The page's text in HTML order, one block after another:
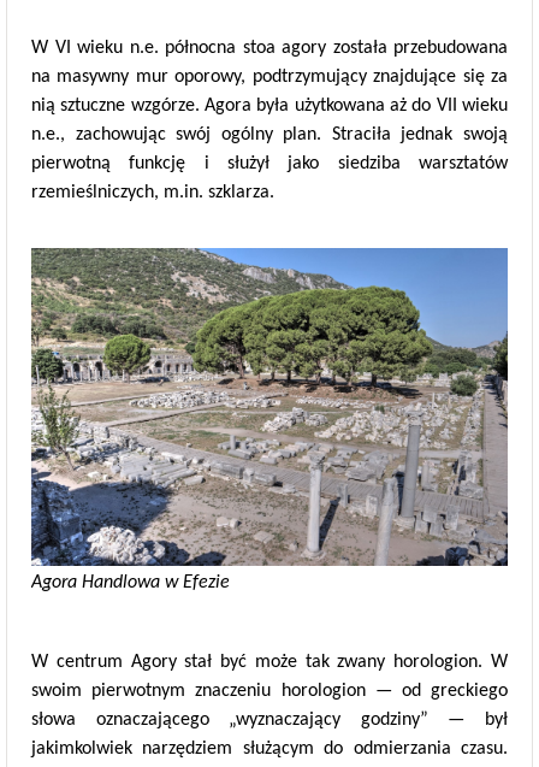
W VI wieku n.e. północna stoa agory została przebudowana
na masywny mur oporowy, podtrzymujący znajdujące się za
nią sztuczne wzgórze. Agora była użytkowana aż do VII wieku
n.e., zachowując swój ogólny plan. Straciła jednak swoją
pierwotną funkcję i służył jako siedziba warsztatów
rzemieślniczych, m.in. szklarza.
Agora Handlowa w Efezie
W centrum Agory stał być może tak zwany horologion. W
swoim pierwotnym znaczeniu horologion — od greckiego
słowa oznaczającego „wyznaczający godziny” — był
jakimkolwiek narzędziem służącym do odmierzania czasu.